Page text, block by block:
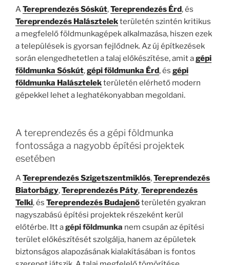
ATereprendezés Sóskút,Tereprendezés Érd, és
Tereprendezés Halásztelekterületén szintén kritikus
a megfelelő földmunkagépek alkalmazása, hiszen ezek
a települések is gyorsan fejlődnek. Az új építkezések
során elengedhetetlen a talaj előkészítése, amit agépi
földmunka Sóskút,gépi földmunka Érd, és gépi
földmunka Halásztelekterületén elérhető modern
gépekkel lehet a leghatékonyabban megoldani.
A tereprendezés és a gépi földmunka
fontossága a nagyobb építési projektek
esetében
ATereprendezés Szigetszentmiklós,Tereprendezés
Biatorbágy,Tereprendezés Páty,Tereprendezés
Telki, és Tereprendezés Budajenőterületén gyakran
nagyszabású építési projektek részeként kerül
előtérbe. Itt agépi földmunka nem csupán az építési
terület előkészítését szolgálja, hanem az épületek
biztonságos alapozásának kialakításában is fontos